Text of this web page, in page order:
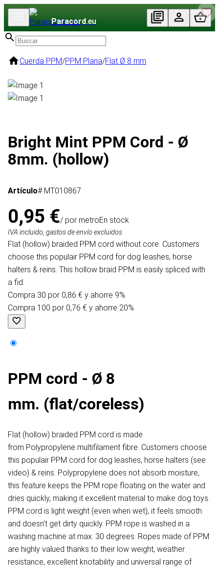
Paracord.eu
Cuerda PPM/PPM Plana/Flat Ø 8 mm
Bright Mint PPM Cord - Ø
8mm. (hollow)
Artículo# MT010867
0,95 €/ por metroEn stock
IVA incluido, gastos de envío excluidos
Flat (hollow) braided PPM cord without core. Customers
choose this populair PPM cord for dog leashes, horse
halters & reins. This hollow braid PPM is easily spliced with
a fid.
Compra 30 por 0,86 € y ahorre 9%
Compra 100 por 0,76 € y ahorre 20%
PPM cord - Ø 8
mm. (flat/coreless)
Flat (hollow) braided PPM cord is made
from Polypropylene multifilament fibre. Customers choose
this populair PPM cord for dog leashes, horse halters (see
video) & reins. Polypropylene does not absorb moisture,
this feature keeps the PPM rope floating on the water and
dries quickly, making it excellent material to make dog toys.
PPM cord is light weight (even when wet), it feels smooth
and doesn't get dirty quickly. PPM rope is washed in a
washing machine at max. 30 degrees. Ropes made of PPM
are highly valued thanks to their low weight, weather
resistance, excellent knotability and universal range of